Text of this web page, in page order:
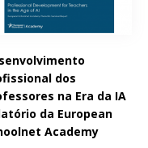
dos
na Era da IA
da European
Academy